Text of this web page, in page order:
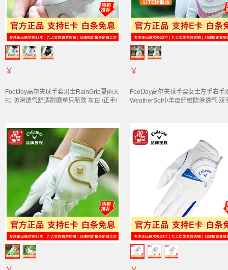
￥
FootJoy高尔夫球手套男士RainGrip夏雨天
FJ 防滑透气舒适耐磨单只新款 灰白 /正手/
￥
FootJoy高尔夫球手套女士左手右手
WeatherSof小羊皮纤维防滑透气 双